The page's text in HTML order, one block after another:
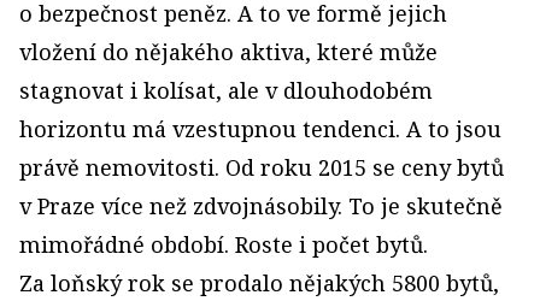
o bezpečnost peněz. A to ve formě jejich
vložení do nějakého aktiva, které může
stagnovat i kolísat, ale v dlouhodobém
horizontu má vzestupnou tendenci. A to jsou
právě nemovitosti. Od roku 2015 se ceny bytů
v Praze více než zdvojnásobily. To je skutečně
mimořádné období. Roste i počet bytů.
Za loňský rok se prodalo nějakých 5800 bytů,